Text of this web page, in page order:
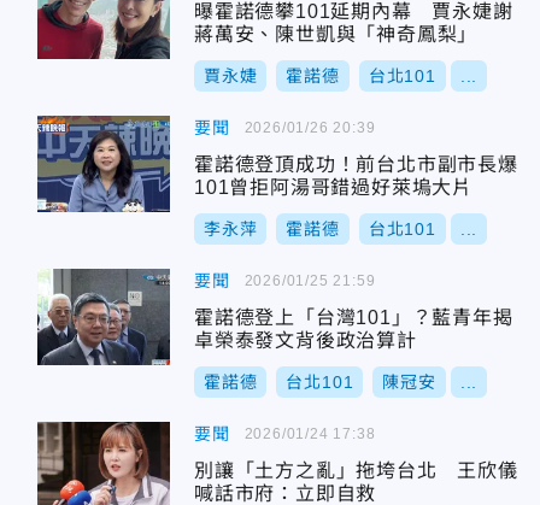
曝霍諾德攀101延期內幕 賈永婕謝
蔣萬安、陳世凱與「神奇鳳梨」
賈永婕 霍諾德 台北101
要聞
霍諾德登頂成功！前台北市副市長爆
101曾拒阿湯哥錯過好萊塢大片
李永萍 霍諾德 台北101
2026/01/26 20:39
要聞
霍諾德登上「台灣101」？藍青年揭
卓榮泰發文背後政治算計
霍諾德 台北101 陳冠安
2026/01/25 21:59
要聞
別讓「土方之亂」拖垮台北 王欣儀
喊話市府：立即自救
2026/01/24 17:38